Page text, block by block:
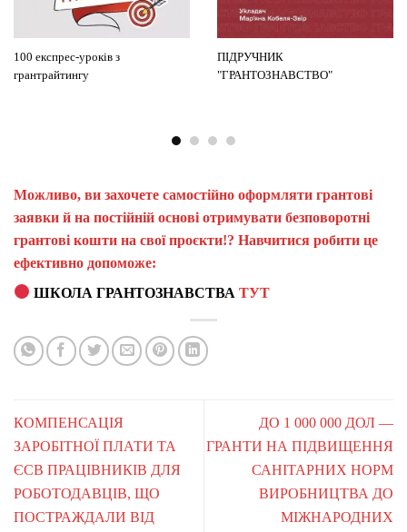
100 експрес-уроків з
грантрайтингу
ПІДРУЧНИК
"ГРАНТОЗНАВСТВО"
Можливо, ви захочете самостійно оформляти грантові
заявки й на постійній основі отримувати безповоротні
грантові кошти на свої проєкти!? Навчитися робити це
ефективно допоможе:
ШКОЛА ГРАНТОЗНАВСТВАТУТ
КОМПЕНСАЦІЯ
ЗАРОБІТНОЇ ПЛАТИ ТА
ЄСВ ПРАЦІВНИКІВ ДЛЯ
РОБОТОДАВЦІВ, ЩО
ПОСТРАЖДАЛИ ВІД
ДО 1 000 000 ДОЛ —
ГРАНТИ НА ПІДВИЩЕННЯ
САНІТАРНИХ НОРМ
ВИРОБНИЦТВА ДО
МІЖНАРОДНИХ